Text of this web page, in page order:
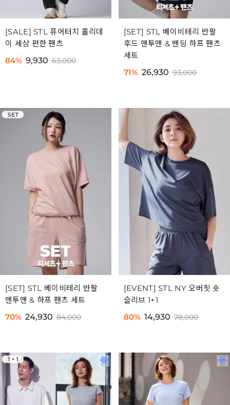
[SALE] STL 퓨어터치 홀리데
이 세상 편한 팬츠
84% 9,930 63,000
[SET] STL 베이비테리 반팔
후드 맨투맨 & 밴딩 하프 팬츠
세트
71% 26,930 93,000
[SET] STL 베이비테리 반팔
맨투맨 & 하프 팬츠 세트
70% 24,930 84,000
[EVENT] STL NY 오버핏 숏
슬리브 1+1
80% 14,930 78,000